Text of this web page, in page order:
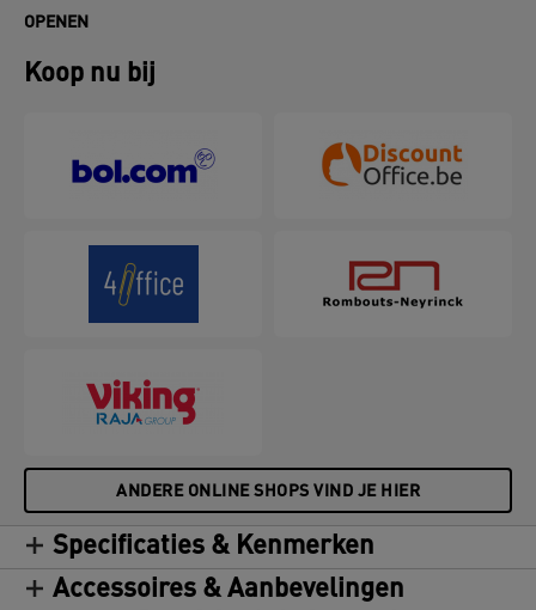
OPENEN
Koop nu bij
ANDERE ONLINE SHOPS VIND JE HIER
Specificaties & Kenmerken
Accessoires & Aanbevelingen